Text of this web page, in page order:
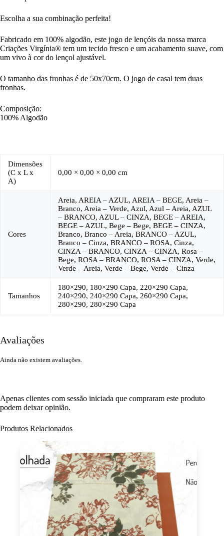
Escolha a sua combinação perfeita!
Fabricado em 100% algodão, este jogo de lençóis da nossa marca
Criações Virgínia® tem um tecido fresco e um acabamento suave, com
um vivo à cor do lençol ajustável.
O tamanho das fronhas é de 50x70cm. O jogo de casal tem duas
fronhas.
Composição:
100% Algodão
Dimensões
(C x L x
A)
0,00 × 0,00 × 0,00 cm
Cores
Areia, AREIA – AZUL, AREIA – BEGE, Areia –
Branco, Areia – Verde, Azul, Azul – Areia, AZUL
– BRANCO, AZUL – CINZA, BEGE – AREIA,
BEGE – AZUL, Bege – Bege, BEGE – CINZA,
Branco, Branco – Areia, BRANCO – AZUL,
Branco – Cinza, BRANCO – ROSA, Cinza,
CINZA – BRANCO, CINZA – CINZA, Rosa –
Bege, ROSA – BRANCO, ROSA – CINZA, Verde,
Verde – Areia, Verde – Bege, Verde – Cinza
Tamanhos
180×290, 180×290 Capa, 220×290 Capa,
240×290, 240×290 Capa, 260×290 Capa,
280×290, 280×290 Capa
Avaliações
Ainda não existem avaliações.
Apenas clientes com sessão iniciada que compraram este produto
podem deixar opinião.
Produtos Relacionados